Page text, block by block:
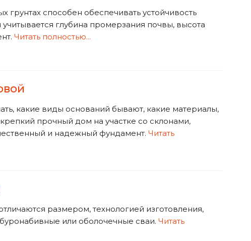
способен обеспечивать устойчивость
глубина промерзания почвы, высота
Читать полностью...
какие виды оснований бывают, какие материалы,
прочный дом на участке со склонами,
и надежный фундамент. Читать
размером, технологией изготовления,
или оболочечные сваи. Читать